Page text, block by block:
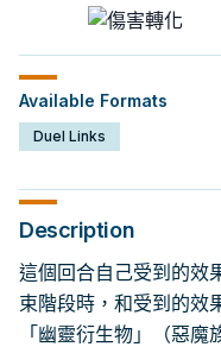
Available Formats
Duel Links
Description
這個回合自己受到的效
束階段時，和受到的效
「幽靈衍生物」（惡魔